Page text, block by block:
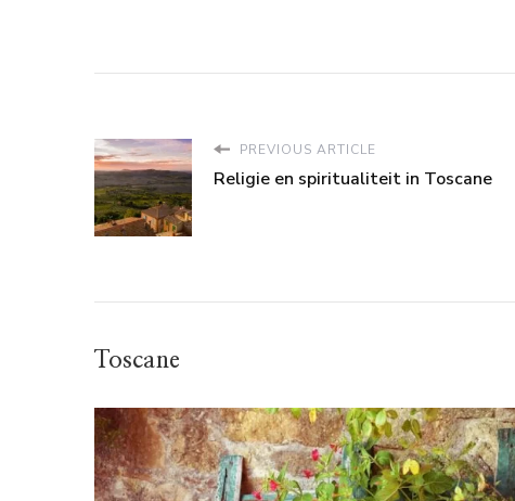
PREVIOUS ARTICLE
Religie en spiritualiteit in Toscane
Toscane